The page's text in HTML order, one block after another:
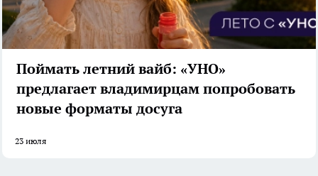
Поймать летний вайб: «УНО»
предлагает владимирцам попробовать
новые форматы досуга
23 июля